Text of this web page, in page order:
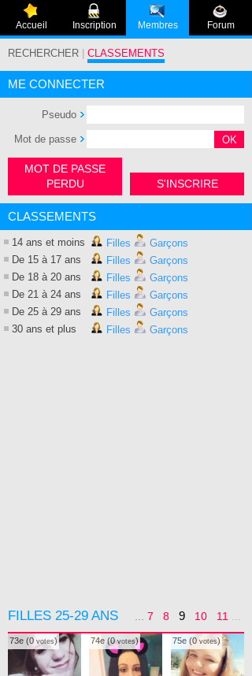
Accueil Inscription Membres Forum
RECHERCHER CLASSEMENTS
ME CONNECTER
Pseudo
Mot de passe
MOT DE PASSE
PERDU
S'INSCRIRE
CLASSEMENTS
14 ans et moins Filles
Garçons
De 15 à 17 ans
Filles
Garçons
De 18 à 20 ans
Filles
Garçons
De 21 à 24 ans
Filles
Garçons
De 25 à 29 ans
Filles
Garçons
30 ans et plus
Filles Garçons
FILLES 25-29 ANS 7 8 9 10 11
73e (0 votes) 74e (0 votes) 75e (0 votes)